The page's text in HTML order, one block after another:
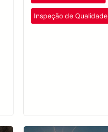
Inspeção de Qualidade